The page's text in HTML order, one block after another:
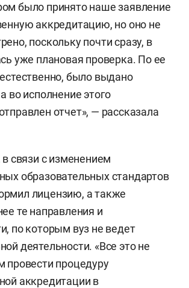
было принято наше заявление
аккредитацию, но оно не
поскольку почти сразу, в
уже плановая проверка. По ее
было выдано
во исполнение этого
отчет», — рассказала
связи с изменением
образовательных стандартов
лицензию, а также
те направления и
по которым вуз не ведет
деятельности. «Все это не
провести процедуру
аккредитации в